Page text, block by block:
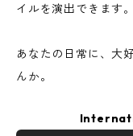
イルを演出できます。
あなたの日常に、大
んか。